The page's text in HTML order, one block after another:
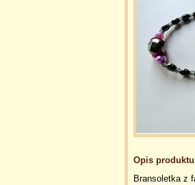
Opis
Bransoletka z